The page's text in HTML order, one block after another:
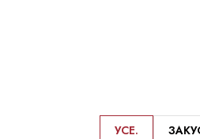
УСЕ.